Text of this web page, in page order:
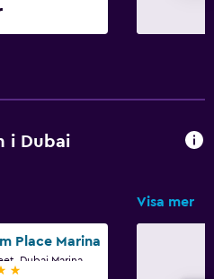
i Dubai
Visa mer
Place Marina